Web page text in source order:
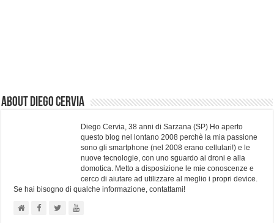
About Diego Cervia
Diego Cervia, 38 anni di Sarzana (SP) Ho aperto
questo blog nel lontano 2008 perchè la mia passione
sono gli smartphone (nel 2008 erano cellulari!) e le
nuove tecnologie, con uno sguardo ai droni e alla
domotica. Metto a disposizione le mie conoscenze e
cerco di aiutare ad utilizzare al meglio i propri device.
Se hai bisogno di qualche informazione, contattami!